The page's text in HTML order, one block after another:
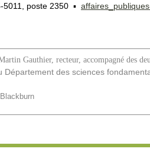
5011, poste 2350 ▪
Gauthier, recteur, accompagné des
Département des sciences